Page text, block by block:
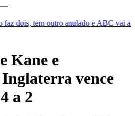
e ABC vai ao intervalo vencendo por
Kane e
vence
a 2